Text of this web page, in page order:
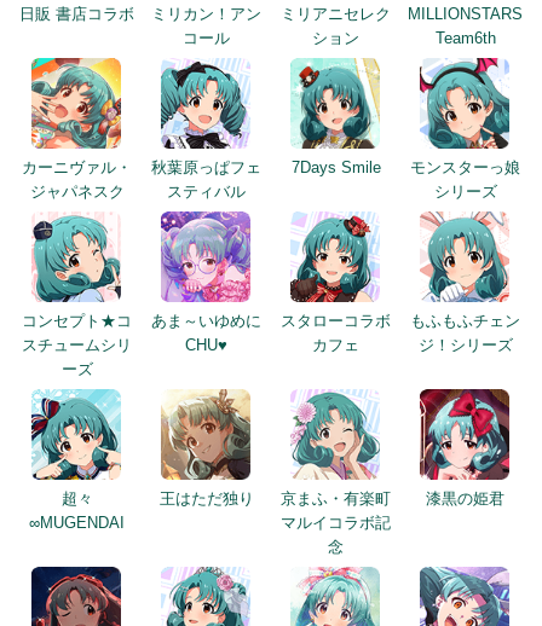
日販 書店コラボ
ミリカン！アン
コール
ミリアニセレク
ション
MILLIONSTARS
Team6th
カーニヴァル・
ジャパネスク
秋葉原っぱフェ
スティバル
7Days Smile
モンスターっ娘
シリーズ
コンセプト★コ
スチュームシリ
ーズ
あま～いゆめに
CHU♥
スタローコラボ
カフェ
もふもふチェン
ジ！シリーズ
超々
∞MUGENDAI
王はただ独り
京まふ・有楽町
マルイコラボ記
念
漆黒の姫君